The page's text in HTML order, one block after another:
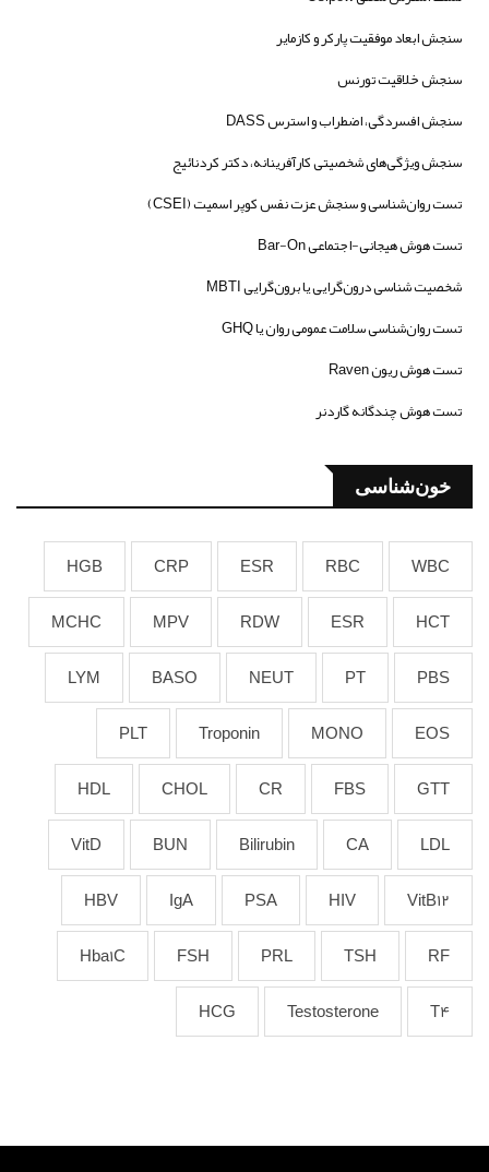
سنجش ابعاد موفقیت پارکر و کازمایر
سنجش خلاقیت تورنس
سنجش افسردگی، اضطراب و استرس DASS
سنجش ویژگی‌های شخصیتی کارآفرینانه، دکتر کردنائیج
تست روان‌شناسی و سنجش عزت نفس کوپر اسمیت (CSEI)
تست هوش هیجانی-اجتماعی Bar-On
شخصیت شناسی درون‌گرایی یا برون‌گرایی MBTI
تست روان‌شناسی سلامت عمومی روان یا GHQ
تست هوش ریون Raven
تست هوش چندگانه گاردنر
خون‌شناسی
WBC
RBC
ESR
CRP
HGB
HCT
ESR
RDW
MPV
MCHC
PBS
PT
NEUT
BASO
LYM
EOS
MONO
Troponin
PLT
GTT
FBS
CR
CHOL
HDL
LDL
CA
Bilirubin
BUN
VitD
VitB12
HIV
PSA
IgA
HBV
RF
TSH
PRL
FSH
Hba1C
T4
Testosterone
HCG